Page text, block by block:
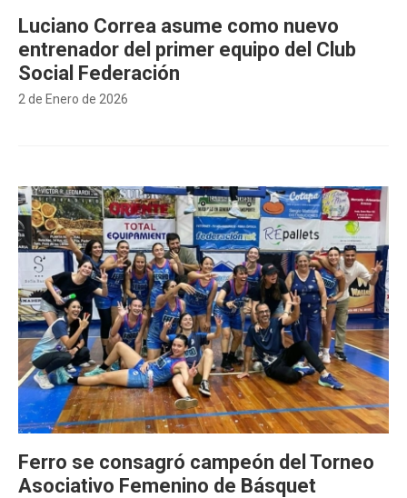
2 de Enero de 2026
Luciano Correa asume como nuevo
entrenador del primer equipo del Club
Social Federación
Ferro se consagró campeón del Torneo
Asociativo Femenino de Básquet